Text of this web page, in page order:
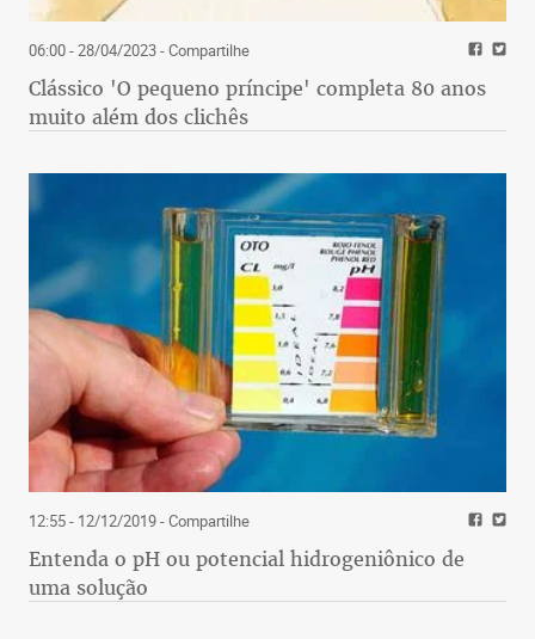
06:00 - 28/04/2023- Compartilhe
Clássico 'O pequeno príncipe' completa 80 anos
muito além dos clichês
12:55 - 12/12/2019- Compartilhe
Entenda o pH ou potencial hidrogeniônico de
uma solução